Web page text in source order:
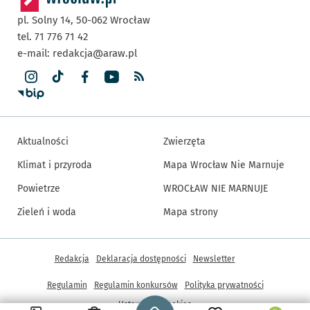
Strona główna - wroclaw.pl
pl. Solny 14, 50-062 Wrocław
tel. 71 776 71 42
e-mail: redakcja@araw.pl
Aktualności
Klimat i przyroda
Powietrze
Zieleń i woda
Zwierzęta
Mapa Wrocław Nie Marnuje
WROCŁAW NIE MARNUJE
Mapa strony
Inne informacje
Redakcja Deklaracja dostępności Newsletter
Regulamin Regulamin konkursów
Polityka prywatności
Ustawienia cookies